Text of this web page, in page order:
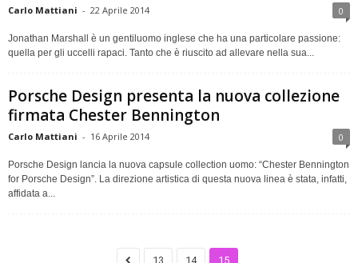
Carlo Mattiani - 22 Aprile 2014 0
Jonathan Marshall è un gentiluomo inglese che ha una particolare passione:
quella per gli uccelli rapaci. Tanto che è riuscito ad allevare nella sua...
Porsche Design presenta la nuova collezione
firmata Chester Bennington
Carlo Mattiani - 16 Aprile 2014 0
Porsche Design lancia la nuova capsule collection uomo: “Chester Bennington
for Porsche Design”. La direzione artistica di questa nuova linea è stata, infatti,
affidata a...
13 14 15